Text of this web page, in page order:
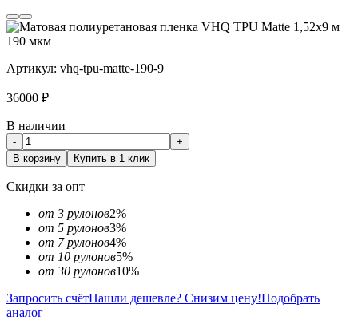
Артикул: vhq-tpu-matte-190-9
36000 ₽
В наличии
-
+
В корзину
Купить в 1 клик
Скидки за опт
от 3 рулонов2%
от 5 рулонов3%
от 7 рулонов4%
от 10 рулонов5%
от 30 рулонов10%
Запросить счётНашли дешевле? Снизим цену!Подобрать
аналог